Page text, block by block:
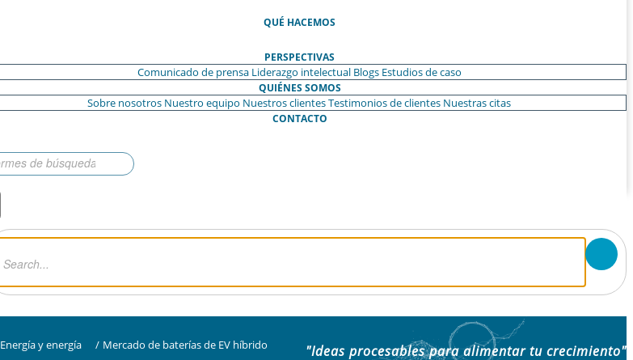
QUÉ HACEMOS
PERSPECTIVAS
Comunicado de prensa Liderazgo intelectual Blogs Estudios de caso
QUIÉNES SOMOS
Sobre nosotros Nuestro equipo Nuestros clientesTestimonios de clientes Nuestras citas
CONTACTO
Energía y energía / Mercado de baterías de EV híbrido "Ideas procesables para alimentar tu crecimiento"